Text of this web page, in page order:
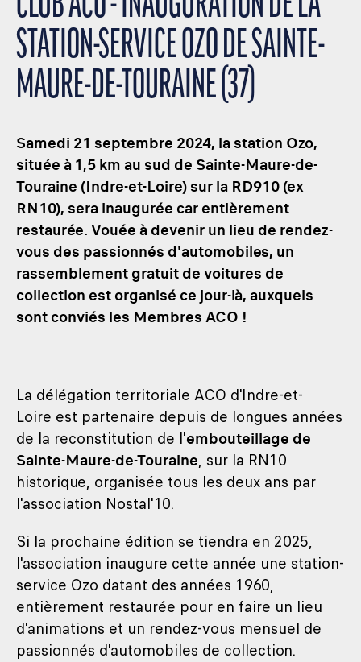
STATION-SERVICE OZO DE SAINTE-
MAURE-DE-TOURAINE (37)
Samedi 21 septembre 2024, la station Ozo,
située à 1,5 km au sud de Sainte-Maure-de-
Touraine (Indre-et-Loire) sur la RD910 (ex
RN10), sera inaugurée car entièrement
restaurée. Vouée à devenir un lieu de rendez-
vous des passionnés d'automobiles, un
rassemblement gratuit de voitures de
collection est organisé ce jour-là, auxquels
sont conviés les Membres ACO !
La délégation territoriale ACO d'Indre-et-
Loire est partenaire depuis de longues années
de la reconstitution de l'embouteillage de
Sainte-Maure-de-Touraine, sur la RN10
historique, organisée tous les deux ans par
l'association Nostal'10.
Si la prochaine édition se tiendra en 2025,
l'association inaugure cette année une station-
service Ozo datant des années 1960,
entièrement restaurée pour en faire un lieu
d'animations et un rendez-vous mensuel de
passionnés d'automobiles de collection.